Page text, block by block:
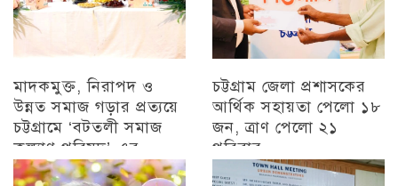
মাদকমুক্ত, নিরাপদ ও
উন্নত সমাজ গড়ার প্রত্যয়ে
চট্টগ্রামে ‘বটতলী সমাজ
কল্যাণ পরিষদ’-এর
মতবিনিময় সভা অনুষ্ঠিত
চট্টগ্রাম জেলা প্রশাসকের
আর্থিক সহায়তা পেলো ১৮
জন, ত্রাণ পেলো ২১
পরিবার
চট্টগ্রাম